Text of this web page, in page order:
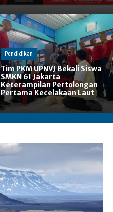
Pendidikan
Tim PKM UPNVJ Bekali Siswa
SMKN 61 Jakarta
Keterampilan Pertolongan
Pertama Kecelakaan Laut